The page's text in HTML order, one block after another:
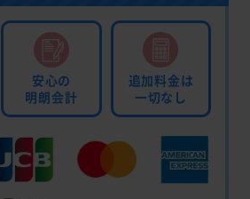
安心の
明朗会計
追加料金は
一切なし